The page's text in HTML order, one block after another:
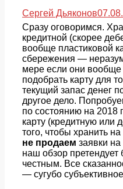
Сергей Дьяконов
Сразу оговоримся.
кредитной (скорее
вообще пластиковой
сбережения —
мере если они вообще
подобрать карту для
текущий запас денег
другое дело.
по состоянию на 2018
карту (кредитную или
того, чтобы хранить
не продаем заявки
наш обзор
честным. Все
— сугубо